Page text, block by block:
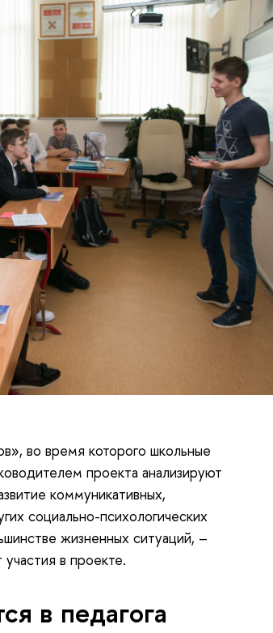
во время которого школьные
проекта анализируют
коммуникативных,
социально-психологических
жизненных ситуаций, –
в проекте.
в педагога